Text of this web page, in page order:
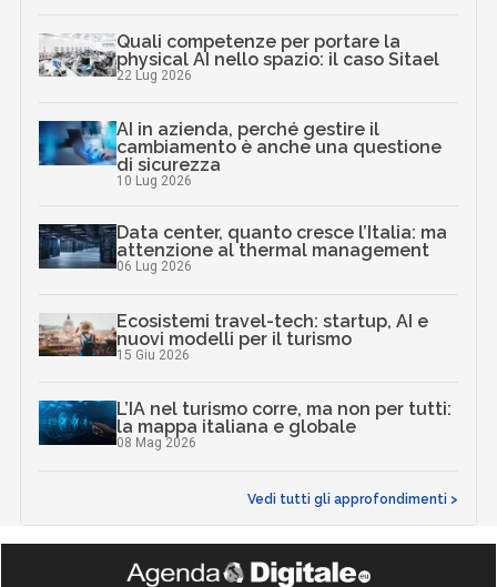
Quali competenze per portare la
physical AI nello spazio: il caso Sitael
22 Lug 2026
AI in azienda, perché gestire il
cambiamento è anche una questione
di sicurezza
10 Lug 2026
Data center, quanto cresce l’Italia: ma
attenzione al thermal management
06 Lug 2026
Ecosistemi travel-tech: startup, AI e
nuovi modelli per il turismo
15 Giu 2026
L’IA nel turismo corre, ma non per tutti:
la mappa italiana e globale
08 Mag 2026
Vedi tutti gli approfondimenti >